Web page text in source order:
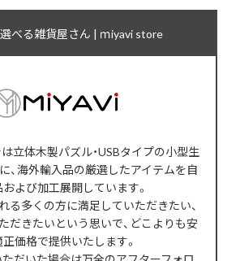
べる雑貨屋さん | ｍiyavi store
は立体木製パズル・USBタイプの小型生
、海外輸入品の厳選したアイテムを自
よび加工展開しています。
る多くの方に満足していただきたい、
だきたいという思いで、どこよりも安
価格で提供いたします。